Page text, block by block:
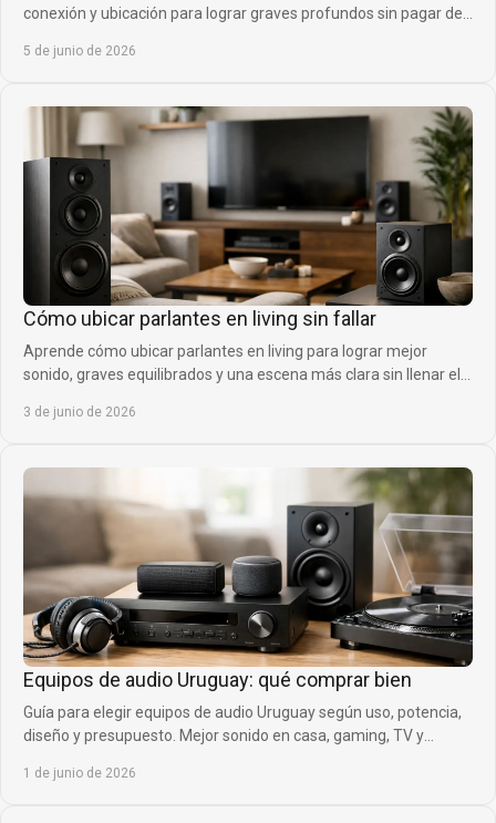
conexión y ubicación para lograr graves profundos sin pagar de
5 de junio de 2026
Cómo ubicar parlantes en living sin fallar
Aprende cómo ubicar parlantes en living para lograr mejor
sonido, graves equilibrados y una escena más clara sin llenar el
3 de junio de 2026
Equipos de audio Uruguay: qué comprar bien
Guía para elegir equipos de audio Uruguay según uso, potencia,
diseño y presupuesto. Mejor sonido en casa, gaming, TV y
1 de junio de 2026